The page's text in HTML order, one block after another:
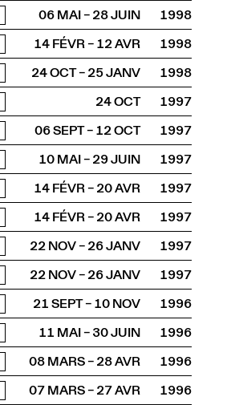
06 MAI – 28 JUIN
1998
14 FÉVR – 12 AVR
1998
24 OCT – 25 JANV
1998
24 OCT
1997
06 SEPT – 12 OCT
1997
10 MAI – 29 JUIN
1997
14 FÉVR – 20 AVR
1997
14 FÉVR – 20 AVR
1997
22 NOV – 26 JANV
1997
22 NOV – 26 JANV
1997
21 SEPT – 10 NOV
1996
11 MAI – 30 JUIN
1996
08 MARS – 28 AVR
1996
07 MARS – 27 AVR
1996